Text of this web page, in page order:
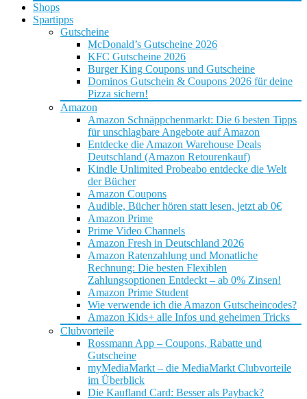
Shops
Spartipps
Gutscheine
McDonald’s Gutscheine 2026
KFC Gutscheine 2026
Burger King Coupons und Gutscheine
Dominos Gutschein & Coupons 2026 für deine
Pizza sichern!
Amazon
Amazon Schnäppchenmarkt: Die 6 besten Tipps
für unschlagbare Angebote auf Amazon
Entdecke die Amazon Warehouse Deals
Deutschland (Amazon Retourenkauf)
Kindle Unlimited Probeabo entdecke die Welt
der Bücher
Amazon Coupons
Audible, Bücher hören statt lesen, jetzt ab 0€
Amazon Prime
Prime Video Channels
Amazon Fresh in Deutschland 2026
Amazon Ratenzahlung und Monatliche
Rechnung: Die besten Flexiblen
Zahlungsoptionen Entdeckt – ab 0% Zinsen!
Amazon Prime Student
Wie verwende ich die Amazon Gutscheincodes?
Amazon Kids+ alle Infos und geheimen Tricks
Clubvorteile
Rossmann App – Coupons, Rabatte und
Gutscheine
myMediaMarkt – die MediaMarkt Clubvorteile
im Überblick
Die Kaufland Card: Besser als Payback?